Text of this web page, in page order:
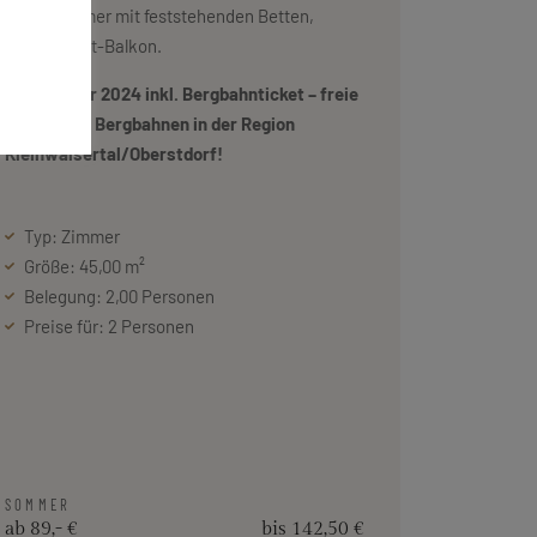
Schlafzimmer mit feststehenden Betten,
großer West-Balkon.
Im Sommer 2024 inkl. Bergbahnticket – freie
Fahrt mit 8 Bergbahnen in der Region
Kleinwalsertal/Oberstdorf!
Typ: Zimmer
Größe: 45,00 m²
Belegung: 2,00 Personen
Preise für: 2 Personen
SOMMER
ab 89,- € bis 142,50 €